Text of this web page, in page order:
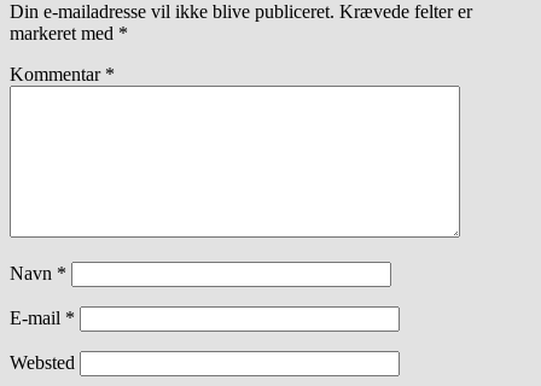
Din e-mailadresse vil ikke blive publiceret. Krævede felter er
markeret med *
Kommentar *
Navn *
E-mail *
Websted